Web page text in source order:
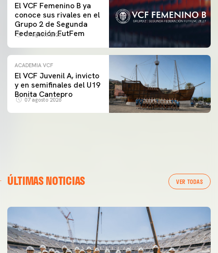
El VCF Femenino B ya
conoce sus rivales en el
Grupo 2 de Segunda
Federación FutFem
07 agosto 2026
ACADEMIA VCF
El VCF Juvenil A, invicto
y en semifinales del U19
Bonita Cantepro
07 agosto 2026
ÚLTIMAS NOTICIAS VER TODAS